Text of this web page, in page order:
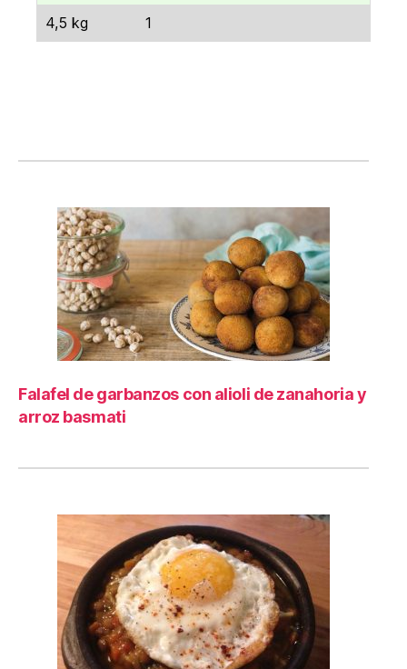
4,5 kg 1
Falafel de garbanzos con alioli de zanahoria y
arroz basmati